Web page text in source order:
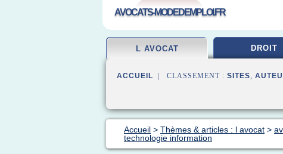
AVOCATS-MODEDEMPLOI.FR
L AVOCAT DROIT
ACCUEIL | CLASSEMENT : SITES,
Accueil > Thèmes & articles : l avocat >
technologie information